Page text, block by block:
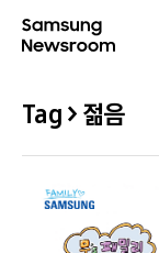
Tag > 젊음